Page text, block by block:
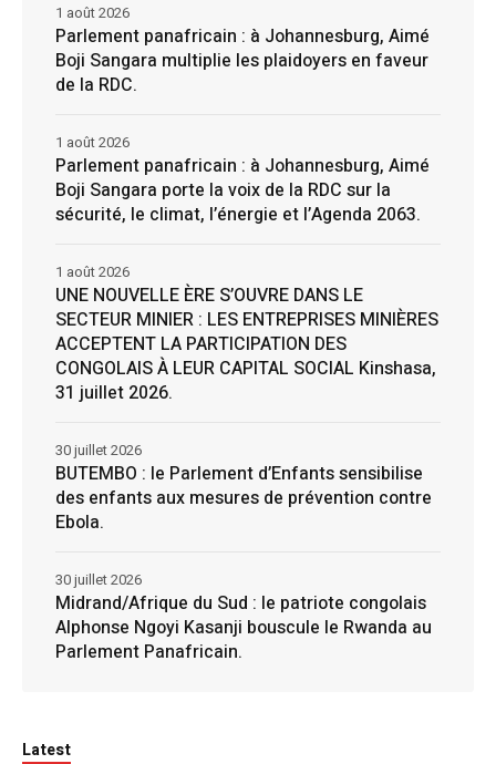
Parlement panafricain : à Johannesburg, Aimé
Boji Sangara multiplie les plaidoyers en faveur
de la RDC.
1 août 2026
Parlement panafricain : à Johannesburg, Aimé
Boji Sangara porte la voix de la RDC sur la
sécurité, le climat, l’énergie et l’Agenda 2063.
1 août 2026
UNE NOUVELLE ÈRE S’OUVRE DANS LE
SECTEUR MINIER : LES ENTREPRISES MINIÈRES
ACCEPTENT LA PARTICIPATION DES
CONGOLAIS À LEUR CAPITAL SOCIAL Kinshasa,
31 juillet 2026.
1 août 2026
BUTEMBO : le Parlement d’Enfants sensibilise
des enfants aux mesures de prévention contre
Ebola.
30 juillet 2026
Midrand/Afrique du Sud : le patriote congolais
Alphonse Ngoyi Kasanji bouscule le Rwanda au
Parlement Panafricain.
30 juillet 2026
Latest